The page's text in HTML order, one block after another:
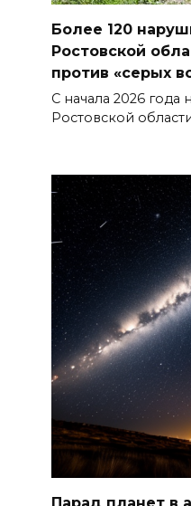
Более 120
Ростовской
против «серых
С начала 2026 года
Ростовской